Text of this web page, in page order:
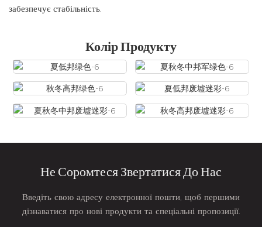
забезпечує стабільність.
Колір Продукту
Не Соромтеся Звертатися До Нас
Введіть свою адресу електронної пошти, щоб першими
дізнаватися про нові продукти та спеціальні пропозиції.